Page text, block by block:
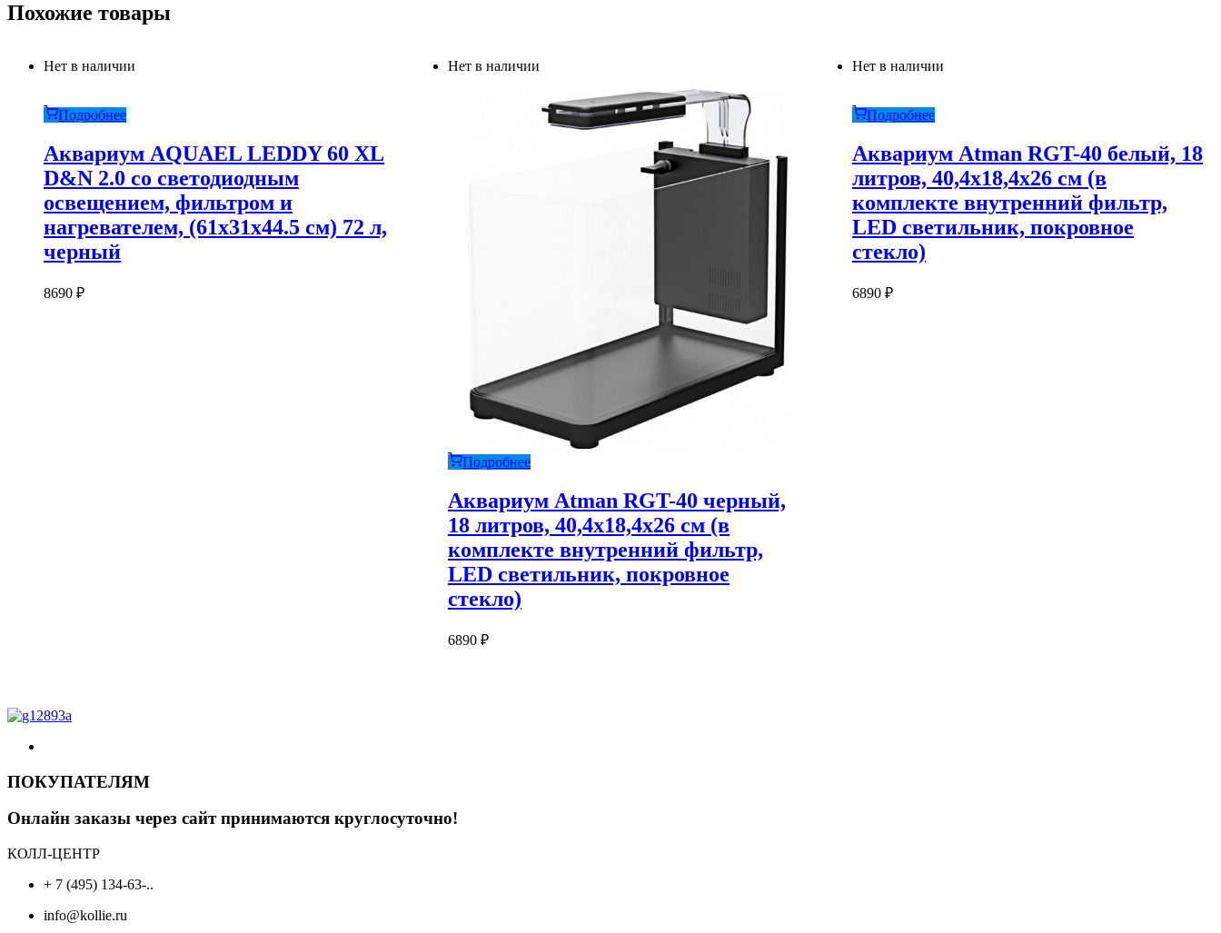
Похожие товары
Нет в наличии
Подробнее
Аквариум AQUAEL LEDDY 60 XL
D&N 2.0 со светодиодным
освещением, фильтром и
нагревателем, (61х31х44.5 см) 72 л,
черный
8690 ₽
Нет в наличии
Подробнее
Аквариум Atman RGT-40 черный,
18 литров, 40,4х18,4х26 см (в
комплекте внутренний фильтр,
LED светильник, покровное
стекло)
6890 ₽
Нет в наличии
Подробнее
Аквариум Atman RGT-40 белый, 18
литров, 40,4х18,4х26 см (в
комплекте внутренний фильтр,
LED светильник, покровное
стекло)
6890 ₽
ПОКУПАТЕЛЯМ
Онлайн заказы через сайт принимаются круглосуточно!
КОЛЛ-ЦЕНТР
+ 7 (495) 134-63-..
info@kollie.ru